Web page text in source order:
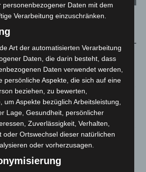
Begegnung“ in Neuwarmbüchen schnell
21 neue Notfallsanitäter starten beim
über A7 – Polizei sucht
personenbezogener Daten mit dem
Verarbeitung einzuschränken.
Art der automatisierten Verarbeitung
Daten, die darin besteht, dass
Daten verwendet werden,
persönliche Aspekte, die sich auf eine
beziehen, zu bewerten,
um Aspekte bezüglich Arbeitsleistung,
Lage, Gesundheit, persönlicher
Zuverlässigkeit, Verhalten,
oder Ortswechsel dieser natürlichen
oder vorherzusagen.